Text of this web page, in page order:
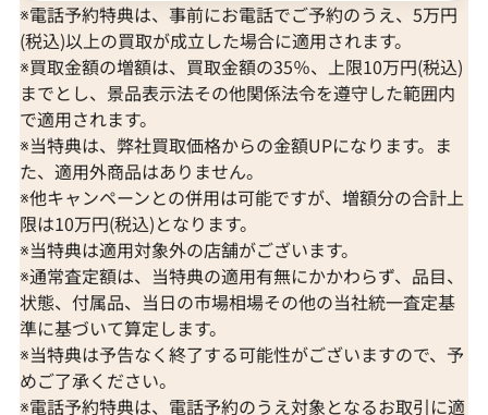
※電話予約特典は、事前にお電話でご予約のうえ、5万円
(税込)以上の買取が成立した場合に適用されます。
※買取金額の増額は、買取金額の35％、上限10万円(税込)
までとし、景品表示法その他関係法令を遵守した範囲内
で適用されます。
※当特典は、弊社買取価格からの金額UPになります。ま
た、適用外商品はありません。
※他キャンペーンとの併用は可能ですが、増額分の合計上
限は10万円(税込)となります。
※当特典は適用対象外の店舗がございます。
※通常査定額は、当特典の適用有無にかかわらず、品目、
状態、付属品、当日の市場相場その他の当社統一査定基
準に基づいて算定します。
※当特典は予告なく終了する可能性がございますので、予
めご了承ください。
※電話予約特典は、電話予約のうえ対象となるお取引に適